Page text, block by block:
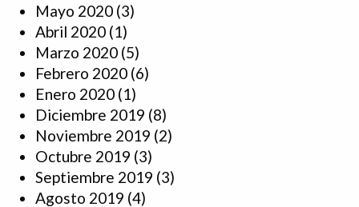
Mayo 2020 (3)
Abril 2020 (1)
Marzo 2020 (5)
Febrero 2020 (6)
Enero 2020 (1)
Diciembre 2019 (8)
Noviembre 2019 (2)
Octubre 2019 (3)
Septiembre 2019 (3)
Agosto 2019 (4)